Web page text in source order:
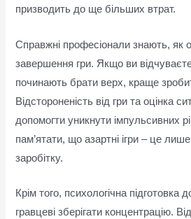
призводить до ще більших втрат.
Справжні професіонали знають, як
завершення гри. Якщо ви
починають брати верх, краще
Відстороненість від гри та оцінка
допомогти уникнути імпульсивних
пам’ятати, що азартні ігри – це
заробітку.
Крім того, психологічна підготовка
гравцеві зберігати концентрацію.